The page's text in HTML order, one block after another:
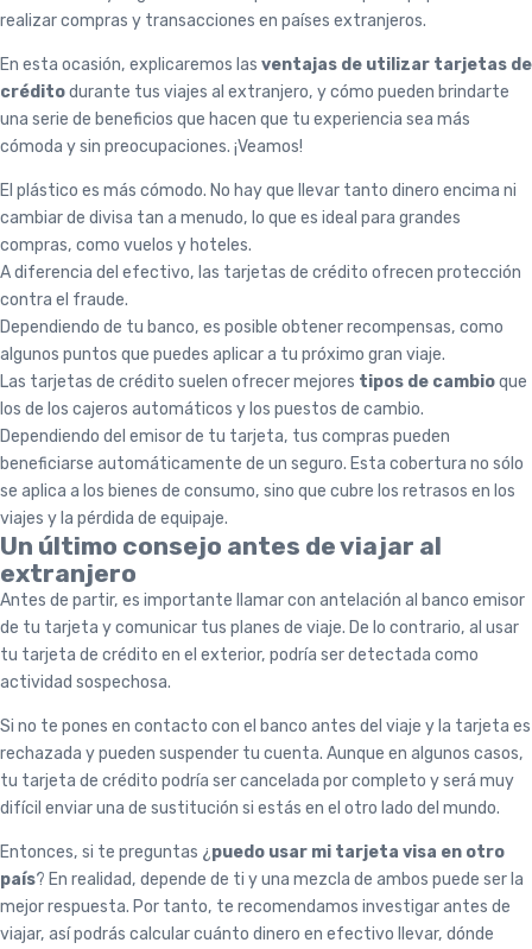
realizar compras y transacciones en países extranjeros.
En esta ocasión, explicaremos las ventajas de utilizar tarjetas de
créditodurante tus viajes al extranjero, y cómo pueden brindarte
una serie de beneficios que hacen que tu experiencia sea más
cómoda y sin preocupaciones. ¡Veamos!
El plástico es más cómodo. No hay que llevar tanto dinero encima ni
cambiar de divisa tan a menudo, lo que es ideal para grandes
compras, como vuelos y hoteles.
A diferencia del efectivo, las tarjetas de crédito ofrecen protección
contra el fraude.
Dependiendo de tu banco, es posible obtener recompensas, como
algunos puntos que puedes aplicar a tu próximo gran viaje.
Las tarjetas de crédito suelen ofrecer mejores tipos de cambioque
los de los cajeros automáticos y los puestos de cambio.
Dependiendo del emisor de tu tarjeta, tus compras pueden
beneficiarse automáticamente de un seguro. Esta cobertura no sólo
se aplica a los bienes de consumo, sino que cubre los retrasos en los
viajes y la pérdida de equipaje.
Un último consejo antes de viajar al
extranjero
Antes de partir, es importante llamar con antelación al banco emisor
de tu tarjeta y comunicar tus planes de viaje. De lo contrario, al usar
tu tarjeta de crédito en el exterior, podría ser detectada como
actividad sospechosa.
Si no te pones en contacto con el banco antes del viaje y la tarjeta es
rechazada y pueden suspender tu cuenta. Aunque en algunos casos,
tu tarjeta de crédito podría ser cancelada por completo y será muy
difícil enviar una de sustitución si estás en el otro lado del mundo.
Entonces, si te preguntas ¿puedo usar mi tarjeta visa en otro
país? En realidad, depende de ti y una mezcla de ambos puede ser la
mejor respuesta. Por tanto, te recomendamos investigar antes de
viajar, así podrás calcular cuánto dinero en efectivo llevar, dónde